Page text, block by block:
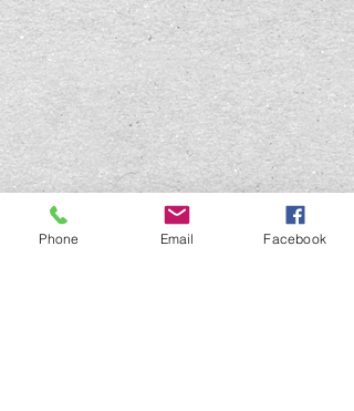
Phone Email Facebook